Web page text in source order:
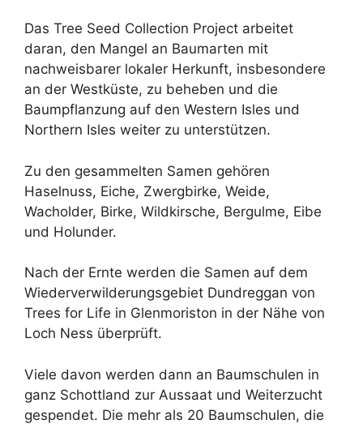
Das Tree Seed Collection Project arbeitet
daran, den Mangel an Baumarten mit
nachweisbarer lokaler Herkunft, insbesondere
an der Westküste, zu beheben und die
Baumpflanzung auf den Western Isles und
Northern Isles weiter zu unterstützen.
Zu den gesammelten Samen gehören
Haselnuss, Eiche, Zwergbirke, Weide,
Wacholder, Birke, Wildkirsche, Bergulme, Eibe
und Holunder.
Nach der Ernte werden die Samen auf dem
Wiederverwilderungsgebiet Dundreggan von
Trees for Life in Glenmoriston in der Nähe von
Loch Ness überprüft.
Viele davon werden dann an Baumschulen in
ganz Schottland zur Aussaat und Weiterzucht
gespendet. Die mehr als 20 Baumschulen, die